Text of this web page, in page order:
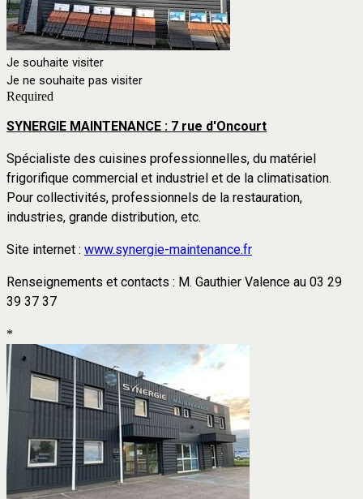
Je souhaite visiter
Je ne souhaite pas visiter
Required
SYNERGIE MAINTENANCE : 7 rue d'Oncourt
Spécialiste des cuisines professionnelles, du matériel
frigorifique commercial et industriel et de la climatisation.
Pour collectivités, professionnels de la restauration,
industries, grande distribution, etc.
Site internet : www.synergie-maintenance.fr
Renseignements et contacts : M. Gauthier Valence au 03 29
39 37 37
*